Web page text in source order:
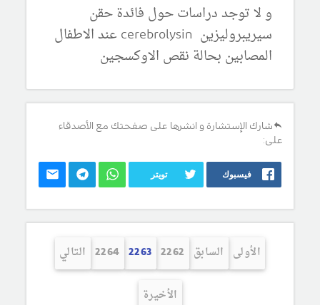
و لا توجد دراسات حول فائدة حقن
سيريبروليزين cerebrolysin عند الاطفال
المصابين بحالة نقص الاوكسجين
شارك الإستشارة و انشرها على صفحتك مع الأصدقاء
على:
فيسبوك تويتر
الأولى السابق 2262
2263
2264 التالي
الأخيرة